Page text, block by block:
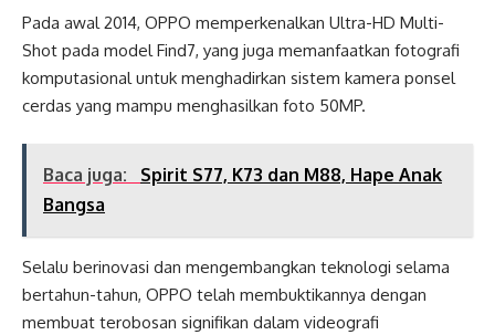
Pada awal 2014, OPPO memperkenalkan Ultra-HD Multi-
Shot pada model Find7, yang juga memanfaatkan fotografi
komputasional untuk menghadirkan sistem kamera ponsel
cerdas yang mampu menghasilkan foto 50MP.
Baca juga:
Spirit S77, K73 dan M88, Hape Anak
Bangsa
Selalu berinovasi dan mengembangkan teknologi selama
bertahun-tahun, OPPO telah membuktikannya dengan
membuat terobosan signifikan dalam videografi